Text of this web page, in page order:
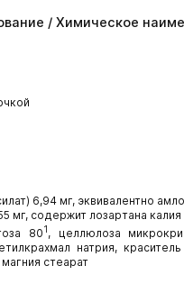
/ Химическое
6,94 мг, эквивалентно
мг, содержит лозартана
801, целлюлоза
натрия,
стеарат